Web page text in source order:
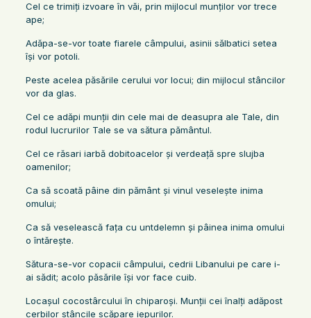
Cel ce trimiţi izvoare în văi, prin mijlocul munţilor vor trece
ape;
Adăpa-se-vor toate fiarele câmpului, asinii sălbatici setea
îşi vor potoli.
Peste acelea păsările cerului vor locui; din mijlocul stâncilor
vor da glas.
Cel ce adăpi munţii din cele mai de deasupra ale Tale, din
rodul lucrurilor Tale se va sătura pământul.
Cel ce răsari iarbă dobitoacelor şi verdeaţă spre slujba
oamenilor;
Ca să scoată pâine din pământ şi vinul veseleşte inima
omului;
Ca să veselească faţa cu untdelemn şi pâinea inima omului
o întăreşte.
Sătura-se-vor copacii câmpului, cedrii Libanului pe care i-
ai sădit; acolo păsările îşi vor face cuib.
Locaşul cocostârcului în chiparoşi. Munţii cei înalţi adăpost
cerbilor stâncile scăpare iepurilor.